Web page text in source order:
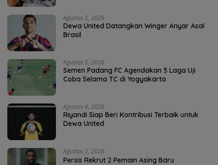
Agustus 5, 2026
Dewa United Datangkan Winger Anyar Asal
Brasil
Agustus 5, 2026
Semen Padang FC Agendakan 5 Laga Uji
Coba Selama TC di Yogyakarta
Agustus 4, 2026
Riyandi Siap Beri Kontribusi Terbaik untuk
Dewa United
Agustus 3, 2026
Persis Rekrut 2 Pemain Asing Baru